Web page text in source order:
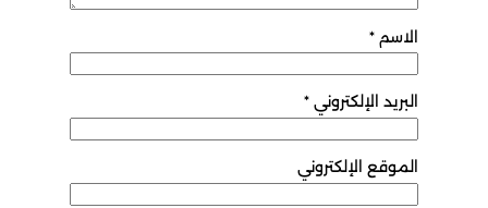
الاسم*
البريد الإلكتروني *
الموقع الإلكتروني